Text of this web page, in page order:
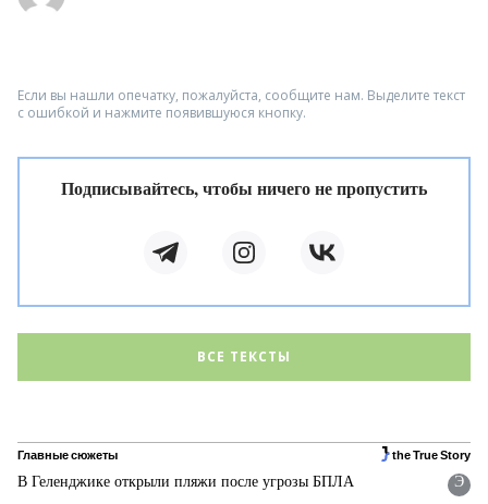
Если вы нашли опечатку, пожалуйста, сообщите нам. Выделите текст
с ошибкой и нажмите появившуюся кнопку.
Подписывайтесь, чтобы ничего не пропустить
ВСЕ ТЕКСТЫ